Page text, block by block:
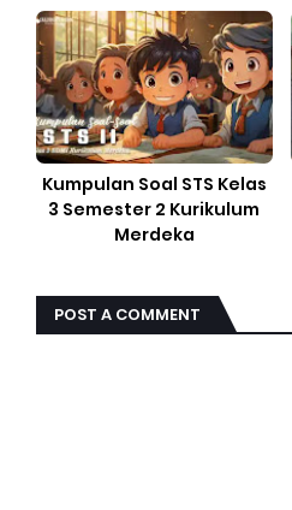
Kumpulan Soal STS Kelas
3 Semester 2 Kurikulum
Merdeka
POST A COMMENT